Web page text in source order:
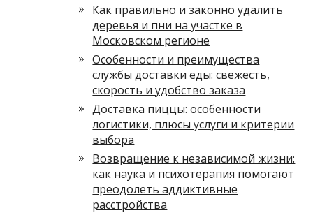
Как правильно и законно удалить
деревья и пни на участке в
Московском регионе
Особенности и преимущества
службы доставки еды: свежесть,
скорость и удобство заказа
Доставка пиццы: особенности
логистики, плюсы услуги и критерии
выбора
Возвращение к независимой жизни:
как наука и психотерапия помогают
преодолеть аддиктивные
расстройства